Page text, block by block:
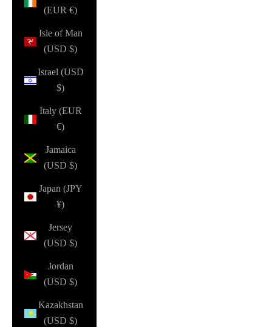
(EUR €)
Isle of Man
(USD $)
Israel (USD
$)
Italy (EUR
€)
Jamaica
(USD $)
Japan (JPY
¥)
Jersey
(USD $)
Jordan
(USD $)
Kazakhstan
(USD $)